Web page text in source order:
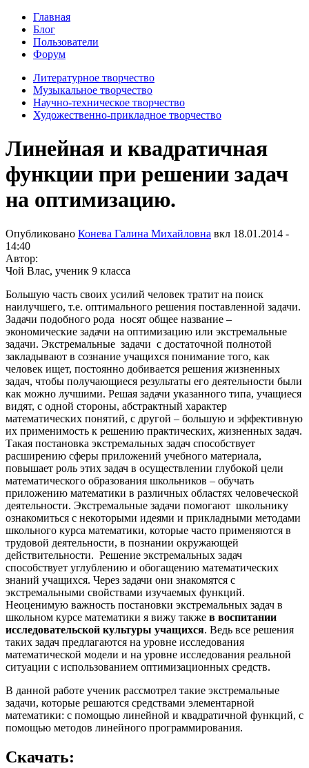
Главная
Блог
Пользователи
Форум
Литературное творчество
Музыкальное творчество
Научно-техническое творчество
Художественно-прикладное творчество
Линейная и квадратичная
функции при решении задач
на оптимизацию.
Опубликовано Конева Галина Михайловна вкл 18.01.2014 -
14:40
Автор:
Чой Влас, ученик 9 класса
Большую часть своих усилий человек тратит на поиск
наилучшего, т.е. оптимального решения поставленной задачи.
Задачи подобного рода носят общее название –
экономические задачи на оптимизацию или экстремальные
задачи. Экстремальные задачи с достаточной полнотой
закладывают в сознание учащихся понимание того, как
человек ищет, постоянно добивается решения жизненных
задач, чтобы получающиеся результаты его деятельности были
как можно лучшими. Решая задачи указанного типа, учащиеся
видят, с одной стороны, абстрактный характер
математических понятий, с другой – большую и эффективную
их применимость к решению практических, жизненных задач.
Такая постановка экстремальных задач способствует
расширению сферы приложений учебного материала,
повышает роль этих задач в осуществлении глубокой цели
математического образования школьников – обучать
приложению математики в различных областях человеческой
деятельности. Экстремальные задачи помогают школьнику
ознакомиться с некоторыми идеями и прикладными методами
школьного курса математики, которые часто применяются в
трудовой деятельности, в познании окружающей
действительности. Решение экстремальных задач
способствует углублению и обогащению математических
знаний учащихся. Через задачи они знакомятся с
экстремальными свойствами изучаемых функций.
Неоценимую важность постановки экстремальных задач в
школьном курсе математики я вижу также в воспитании
исследовательской культуры учащихся. Ведь все решения
таких задач предлагаются на уровне исследования
математической модели и на уровне исследования реальной
ситуации с использованием оптимизационных средств.
В данной работе ученик рассмотрел такие экстремальные
задачи, которые решаются средствами элементарной
математики: с помощью линейной и квадратичной функций, с
помощью методов линейного программирования.
Скачать: